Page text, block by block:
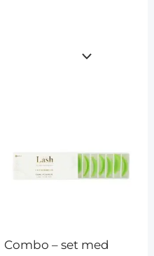
Combo – set med
har
flera